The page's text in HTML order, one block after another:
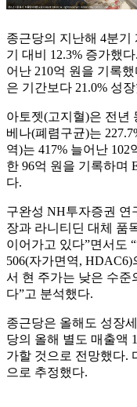
종근당의 지난해 4분기
기 대비 12.3% 증가했
어난 210억 원을 기록
은 기간보다 21.0% 성
아토젯(고지혈)은 전년
베나(폐렴구균)는
역)는 417% 늘어난
한 96억 원을 기록하며
다.
구완성 NH투자증권 연
장과 라니티딘 대체 품
이어가고 있다”면서도
506(자가면역,
서 현 주가는 낮은 수준
다”고 분석했다.
종근당은 올해도 성장
당의 올해 별도 매출액
가할 것으로 전망했다.
으로 추정했다.